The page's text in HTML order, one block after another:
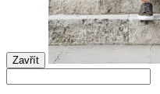
Zavřít